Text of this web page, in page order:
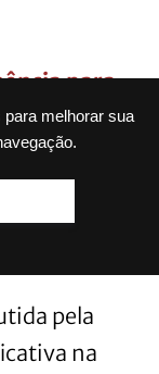
melhorar sua
para
será o 5º
pela
na